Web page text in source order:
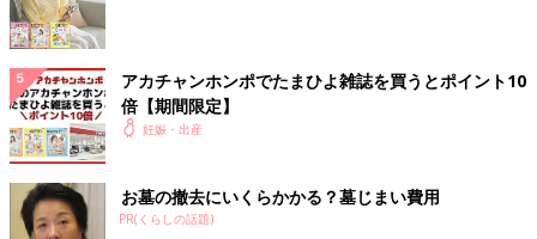
はん・大人2人分】
つわりの時期は、赤ちゃんへの栄養はまだ心配
しなくても大丈夫。水分補給だけは忘れずに、
紹介します。
ブロッコリーのチーズ焼き【妊婦ごは
アカチャンホンポでたまひよ雑誌を買うとポイント10
倍【期間限定】
妊娠・出産
お墓の撤去にいくらかかる？墓じまい費用
PR(くらしの話題)